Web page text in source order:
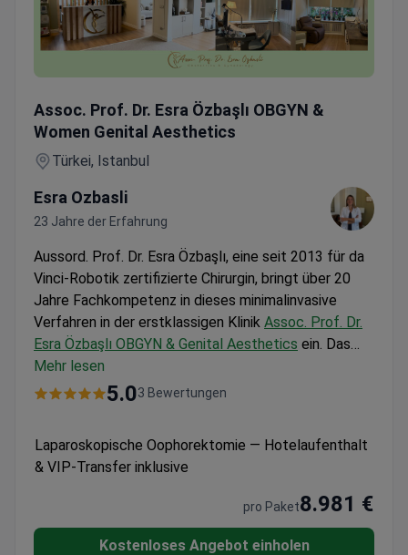
Assoc. Prof. Dr. Esra Özbaşlı OBGYN &
Women Genital Aesthetics
Türkei, Istanbul
Esra Ozbasli
23 Jahre der Erfahrung
Aussord. Prof. Dr. Esra Özbaşlı, eine seit 2013 für da
Vinci-Robotik zertifizierte Chirurgin, bringt über 20
Jahre Fachkompetenz in dieses minimalinvasive
Verfahren in der erstklassigen Klinik Assoc. Prof. Dr.
Esra Özbaşlı OBGYN & Genital Aesthetics ein. Das
Komplettpaket kostet etwa 7.220 $ und umfasst
zwei Übernachtungen im Krankenhaus, einen
VIP-Flughafentransfers sind für internationale
Patienten inbegriffen.
Mehr lesen
5.03 Bewertungen
Laparoskopische Oophorektomie — Hotelaufenthalt
& VIP-Transfer inklusive
pro Paket8.981 €
Kostenloses Angebot einholen